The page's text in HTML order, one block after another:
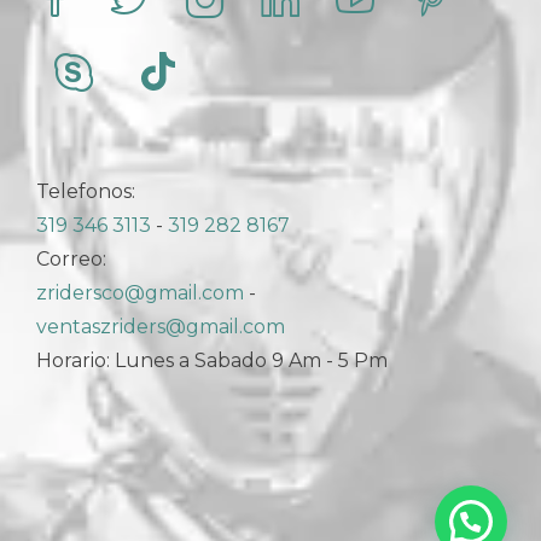
Telefonos:
319 346 3113 - 319 282 8167
Correo:
zridersco@gmail.com -
ventaszriders@gmail.com
Horario: Lunes a Sabado 9 Am - 5 Pm